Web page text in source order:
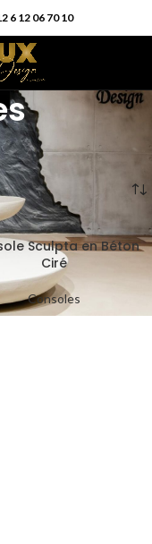
6 12 06 70 10
2 résultats affichés
Sculpta en Béton
Ciré
Consoles